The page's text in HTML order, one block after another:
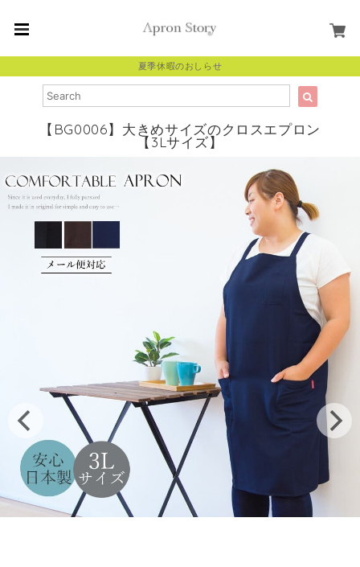
夏季休暇のおしらせ
【BG0006】大きめサイズのクロスエプロン
【3Lサイズ】